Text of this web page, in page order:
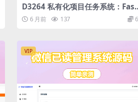
D3264 私有化项目任务系统：Fast
Admin 框架开发，覆盖项目 / 财务
/ 绩效全功能
6 月前 137
VIP